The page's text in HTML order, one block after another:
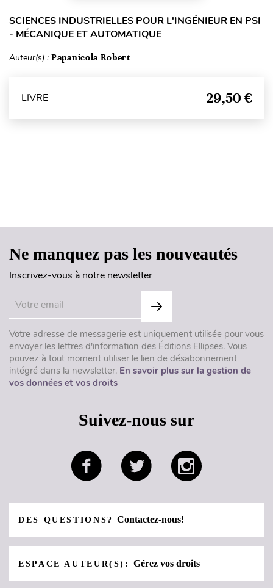
SCIENCES INDUSTRIELLES POUR L'INGÉNIEUR EN PSI
- MÉCANIQUE ET AUTOMATIQUE
Auteur(s) : Papanicola Robert
LIVRE 29,50 €
Ne manquez pas les nouveautés
Inscrivez-vous à notre newsletter
Votre adresse de messagerie est uniquement utilisée pour vous
envoyer les lettres d'information des Éditions Ellipses. Vous
pouvez à tout moment utiliser le lien de désabonnement
intégré dans la newsletter. En savoir plus sur la gestion de
vos données et vos droits
Suivez-nous sur
DES QUESTIONS?Contactez-nous!
ESPACE AUTEUR(S):Gérez vos droits